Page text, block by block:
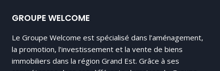
GROUPE WELCOME
Le Groupe Welcome est spécialisé dans l’aménagement,
la promotion, l’investissement et la vente de biens
immobiliers dans la région Grand Est. Grâce à ses